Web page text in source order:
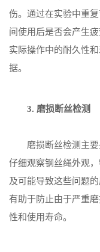
伤。通过在实验中重
间使用后是否会产生
实际操作中的耐久性
据。
3. 磨损断丝检测
磨损断丝检测主要
仔细观察钢丝绳外观
及可能导致这些问题
有助于防止由于严重
性和使用寿命。